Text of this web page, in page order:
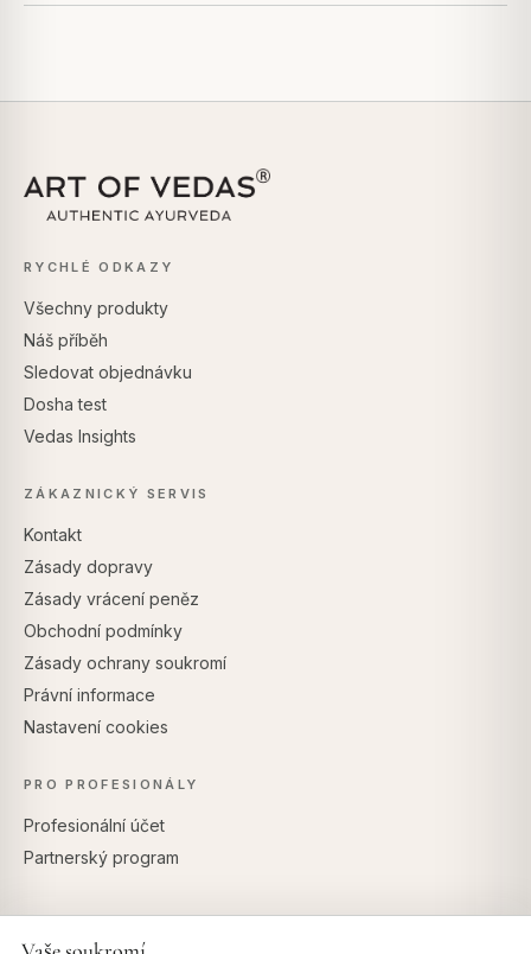
RYCHLÉ ODKAZY
Všechny produkty
Náš příběh
Sledovat objednávku
Dosha test
Vedas Insights
ZÁKAZNICKÝ SERVIS
Kontakt
Zásady dopravy
Zásady vrácení peněz
Obchodní podmínky
Zásady ochrany soukromí
Právní informace
Nastavení cookies
PRO PROFESIONÁLY
Profesionální účet
Partnerský program